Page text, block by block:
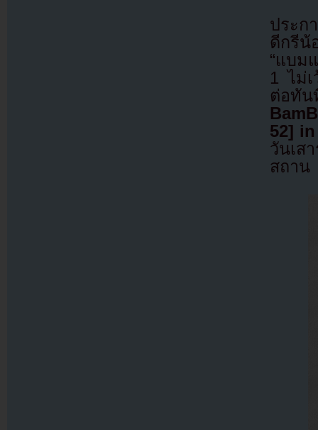
ประก
ดีกรีน้
“แบม
1 ไม่
ต่อทั
52]
วันเ
สถาน